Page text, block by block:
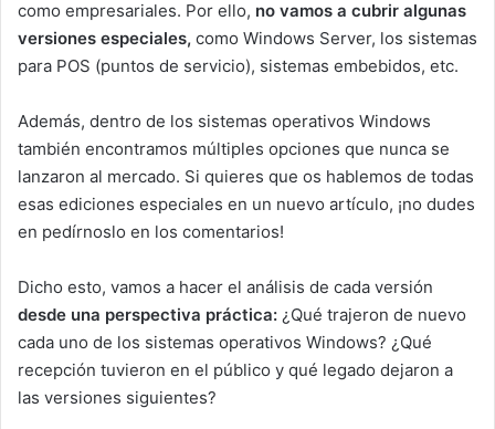
como empresariales. Por ello, no vamos a cubrir algunas
versiones especiales, como Windows Server, los sistemas
para POS (puntos de servicio), sistemas embebidos, etc.
Además, dentro de los sistemas operativos Windows
también encontramos múltiples opciones que nunca se
lanzaron al mercado. Si quieres que os hablemos de todas
esas ediciones especiales en un nuevo artículo, ¡no dudes
en pedírnoslo en los comentarios!
Dicho esto, vamos a hacer el análisis de cada versión
desde una perspectiva práctica: ¿Qué trajeron de nuevo
cada uno de los sistemas operativos Windows? ¿Qué
recepción tuvieron en el público y qué legado dejaron a
las versiones siguientes?